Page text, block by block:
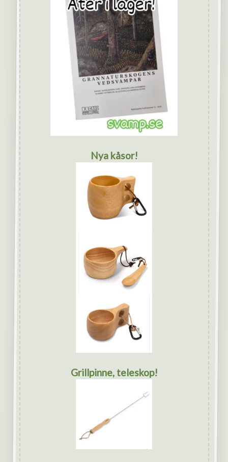
Nya kåsor!
Grillpinne, teleskop!